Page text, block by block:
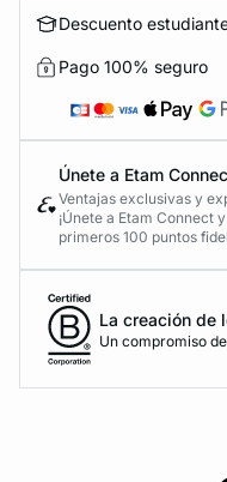
Descuento
Pago 100% seguro
Únete a Etam
Ventajas exclusivas y
¡Únete a Etam Connect
primeros 100 puntos
La creación de
Un compromiso